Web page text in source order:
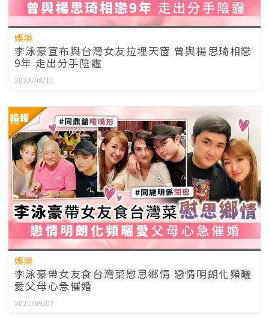
娛樂
李泳豪宣布與台灣女友拉埋天窗 曾與楊思琦相戀
9年 走出分手陰霾
2022/08/11
娛樂
李泳豪帶女友食台灣菜慰思鄉情 戀情明朗化頻曬
愛父母心急催婚
2021/09/07